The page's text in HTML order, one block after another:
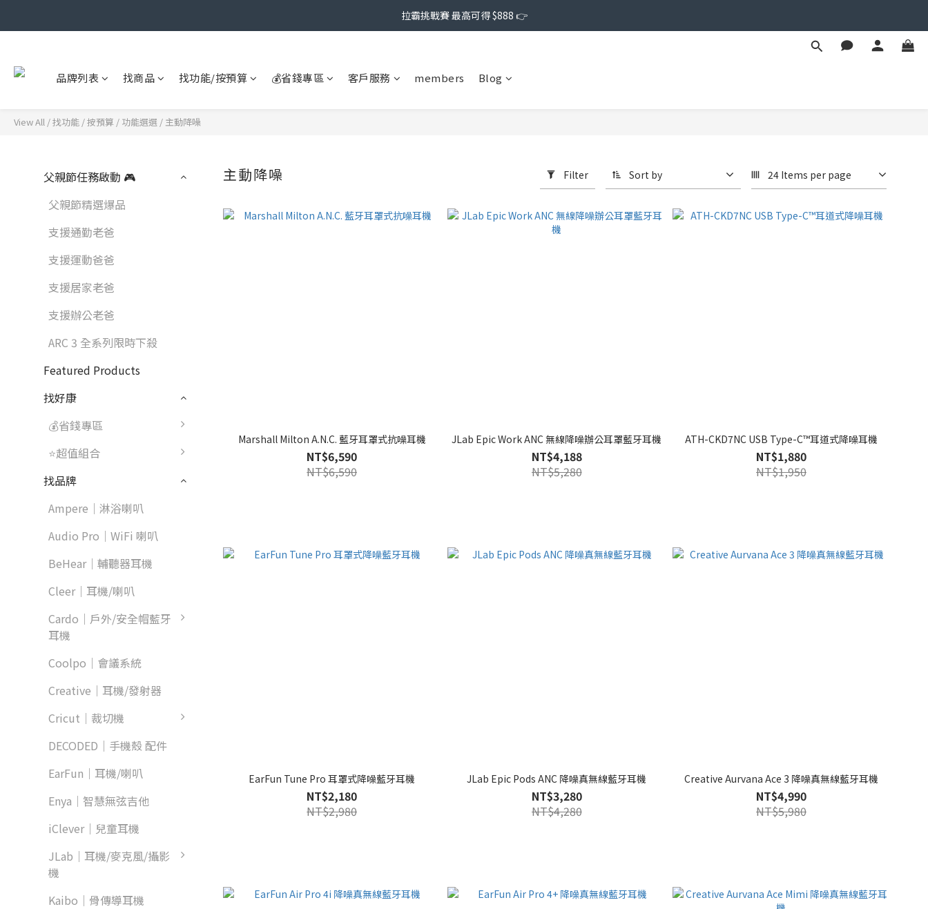
拉霸挑戰賽 最高可得 $888 👉
品牌列表 找商品 找功能/按預算 💰省錢專區 客戶服務 members Blog
View All /找功能 / 按預算 / 功能選選 / 主動降噪
父親節任務啟動 🎮
父親節精選爆品
支援通勤老爸
支援運動爸爸
支援居家老爸
支援辦公老爸
ARC 3 全系列限時下殺
Featured Products
找好康
💰省錢專區
⭐超值組合
找品牌
Ampere｜淋浴喇叭
Audio Pro｜WiFi 喇叭
BeHear｜輔聽器耳機
Cleer｜耳機/喇叭
Cardo｜戶外/安全帽藍牙
耳機
Coolpo｜會議系統
Creative｜耳機/發射器
Cricut｜裁切機
DECODED｜手機殼 配件
EarFun｜耳機/喇叭
Enya｜智慧無弦吉他
iClever｜兒童耳機
JLab｜耳機/麥克風/攝影
機
Kaibo｜骨傳導耳機
主動降噪 Filter Sort by 24 Items per page
Marshall Milton A.N.C. 藍牙耳罩式抗噪耳機
NT$6,590
NT$6,590
JLab Epic Work ANC 無線降噪辦公耳罩藍牙耳機
NT$4,188
NT$5,280
ATH-CKD7NC USB Type-C™耳道式降噪耳機
NT$1,880
NT$1,950
EarFun Tune Pro 耳罩式降噪藍牙耳機
NT$2,180
NT$2,980
JLab Epic Pods ANC 降噪真無線藍牙耳機
NT$3,280
NT$4,280
Creative Aurvana Ace 3 降噪真無線藍牙耳機
NT$4,990
NT$5,980